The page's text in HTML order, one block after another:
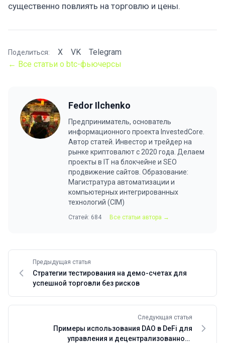
существенно повлиять на торговлю и цены.
Поделиться: X VK
Telegram
← Все статьи о btc-фьючерсы
Fedor Ilchenko
Предприниматель, основатель
информационного проекта InvestedCore.
Автор статей. Инвестор и трейдер на
рынке криптовалют с 2020 года. Делаем
проекты в IT на блокчейне и SEO
продвижение сайтов. Образование:
Магистратура автоматизации и
компьютерных интегрированных
технологий (CIM)
Статей: 684 Все статьи автора →
Предыдущая статья
Стратегии тестирования на демо-счетах для
успешной торговли без рисков
Следующая статья
Примеры использования DAO в DeFi для
управления и децентрализованного